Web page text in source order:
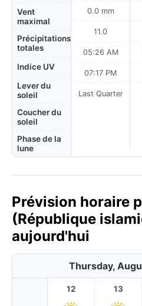
Vent
maximal
Précipitations
totales
Indice UV
Lever du
soleil
Coucher du
soleil
Phase de la
lune
0.0 mm
11.0
05:26 AM
07:17 PM
Last Quarter
Prévision horaire
(République
aujourd'hui
Thursday,
12 13